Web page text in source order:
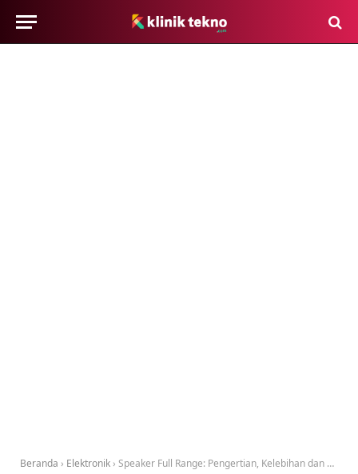
Beranda › Elektronik › Speaker Full Range: Pengertian, Kelebihan dan Kekurangan